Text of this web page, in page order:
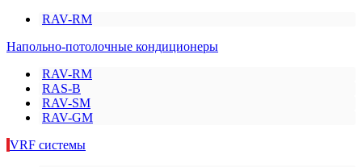
RAV-RM
Напольно-потолочные кондиционеры
RAV-RM
RAS-B
RAV-SM
RAV-GM
VRF системы